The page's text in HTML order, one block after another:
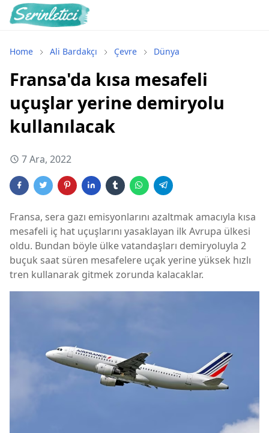
Home Ali Bardakçı Çevre Dünya
Fransa'da kısa mesafeli
uçuşlar yerine demiryolu
kullanılacak
7 Ara, 2022
Fransa, sera gazı emisyonlarını azaltmak amacıyla kısa
mesafeli iç hat uçuşlarını yasaklayan ilk Avrupa ülkesi
oldu. Bundan böyle ülke vatandaşları demiryoluyla 2
buçuk saat süren mesafelere uçak yerine yüksek hızlı
tren kullanarak gitmek zorunda kalacaklar.